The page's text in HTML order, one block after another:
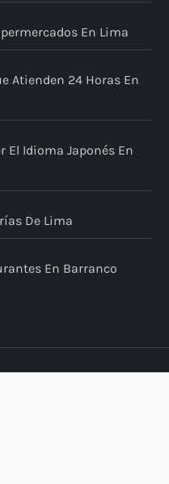
En Lima
Atienden 24 Horas En
El Idioma Japonés En
De Lima
En Barranco